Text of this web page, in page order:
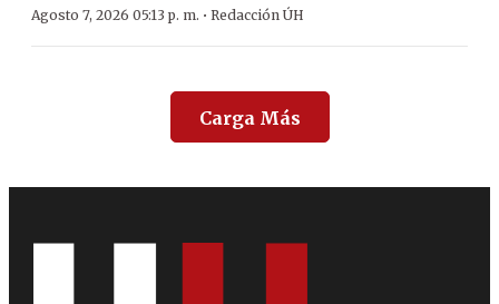
Agosto 7, 2026 05:13 p. m. · Redacción ÚH
Carga Más